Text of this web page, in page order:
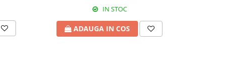
IN STOC
ADAUGA IN COS